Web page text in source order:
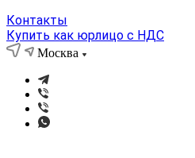
Контакты
Купить как юрлицо с НДС
Москва